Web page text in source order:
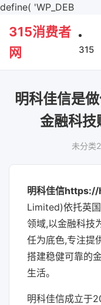
define( 'WP_DEB
315消费者
网
315
明科佳信是
金融科技
未分类
明科佳信https://
Limited)依托英
领域,以金融科技
任为底色,专注提
搭建稳健可靠的
生活。
明科佳信成立于